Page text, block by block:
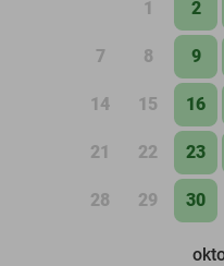
1 2
7 8 9
14 15 16
21 22 23
28 29 30